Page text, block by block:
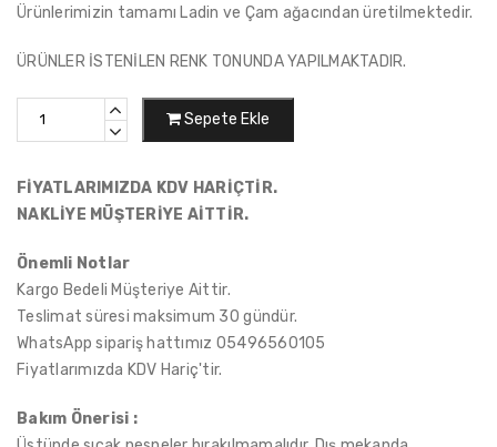
Ürünlerimizin tamamı Ladin ve Çam ağacından üretilmektedir.
ÜRÜNLER İSTENİLEN RENK TONUNDA YAPILMAKTADIR.
Sepete Ekle
FİYATLARIMIZDA KDV HARİÇTİR.
NAKLİYE MÜŞTERİYE AİTTİR.
Önemli Notlar
Kargo Bedeli Müşteriye Aittir.
Teslimat süresi maksimum 30 gündür.
WhatsApp sipariş hattımız 05496560105
Fiyatlarımızda KDV Hariç'tir.
Bakım Önerisi :